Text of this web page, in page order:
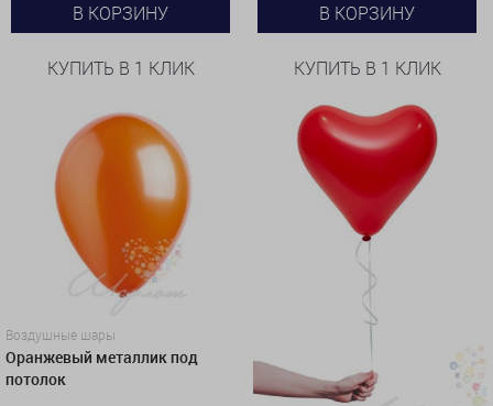
В КОРЗИНУ
КУПИТЬ В 1 КЛИК
В КОРЗИНУ
КУПИТЬ В 1 КЛИК
Воздушные шары
Оранжевый металлик под
потолок